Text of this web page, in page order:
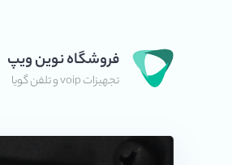
فروشگاه نوین ویپ
تجهیزات voip و تلفن گویا